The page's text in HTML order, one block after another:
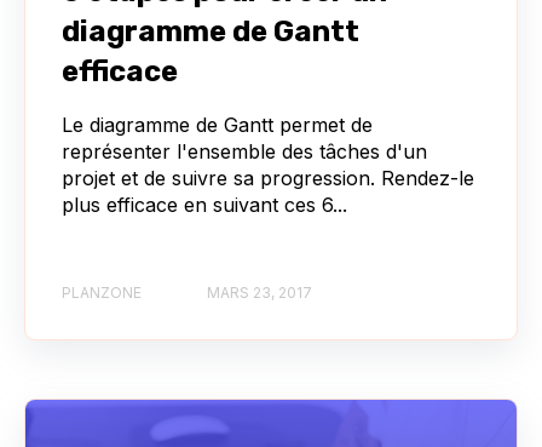
diagramme de Gantt
efficace
Le diagramme de Gantt permet de
représenter l'ensemble des tâches d'un
projet et de suivre sa progression. Rendez-le
plus efficace en suivant ces 6...
PLANZONE MARS 23, 2017